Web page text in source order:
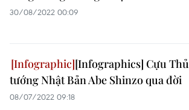
30/08/2022 00:09
[Infographics] Cựu Thủ
tướng Nhật Bản Abe Shinzo qua đời
08/07/2022 09:18